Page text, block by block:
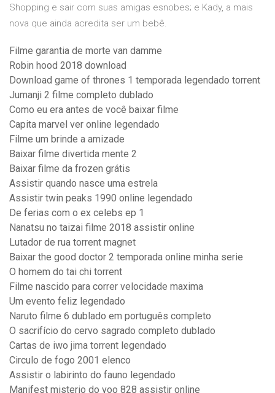
Shopping e sair com suas amigas esnobes; e Kady, a mais
nova que ainda acredita ser um bebê.
Filme garantia de morte van damme
Robin hood 2018 download
Download game of thrones 1 temporada legendado torrent
Jumanji 2 filme completo dublado
Como eu era antes de você baixar filme
Capita marvel ver online legendado
Filme um brinde a amizade
Baixar filme divertida mente 2
Baixar filme da frozen grátis
Assistir quando nasce uma estrela
Assistir twin peaks 1990 online legendado
De ferias com o ex celebs ep 1
Nanatsu no taizai filme 2018 assistir online
Lutador de rua torrent magnet
Baixar the good doctor 2 temporada online minha serie
O homem do tai chi torrent
Filme nascido para correr velocidade maxima
Um evento feliz legendado
Naruto filme 6 dublado em português completo
O sacrifício do cervo sagrado completo dublado
Cartas de iwo jima torrent legendado
Circulo de fogo 2001 elenco
Assistir o labirinto do fauno legendado
Manifest misterio do voo 828 assistir online